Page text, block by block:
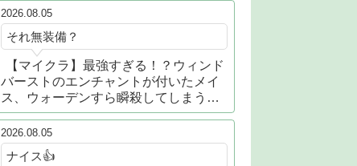
2026.08.05
それ無装備？
【マイクラ】最強すぎる！？ウィンド
バーストのエンチャントが付いたメイ
ス、ウォーデンすら瞬殺してしまう…
2026.08.05
ナイス👍